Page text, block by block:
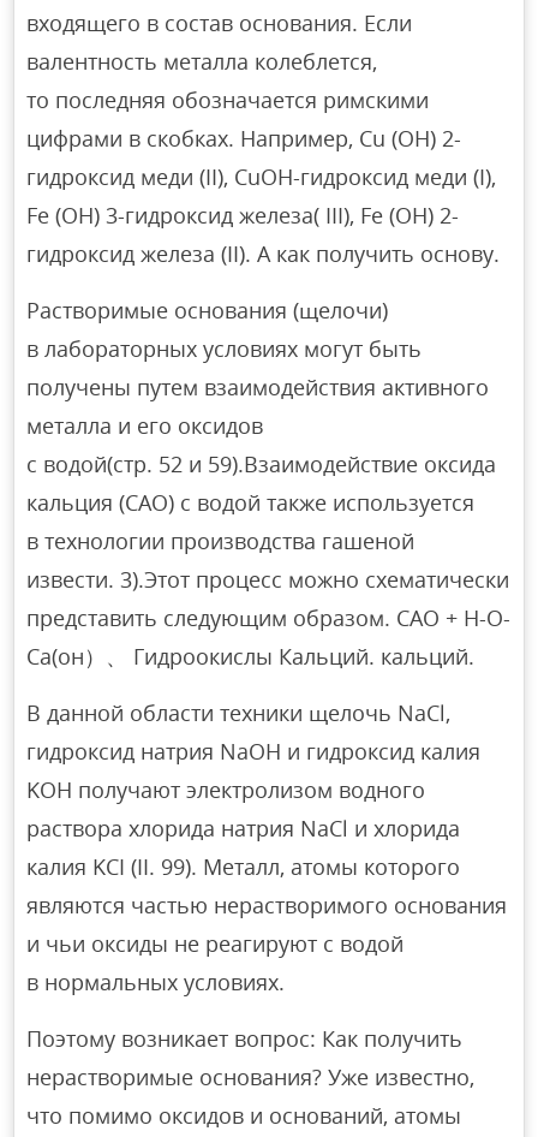
входящего в состав основания. Если
валентность металла колеблется,
то последняя обозначается римскими
цифрами в скобках. Например, Cu (OH) 2-
гидроксид меди (II), CuOH-гидроксид меди (I),
Fe (OH) 3-гидроксид железа( III), Fe (OH) 2-
гидроксид железа (II). А как получить основу.
Растворимые основания (щелочи)
в лабораторных условиях могут быть
получены путем взаимодействия активного
металла и его оксидов
с водой(стр. 52 и 59).Взаимодействие оксида
кальция (САО) с водой также используется
в технологии производства гашеной
извести. 3).Этот процесс можно схематически
представить следующим образом. САО + Н-О-
Са(он）、 Гидроокислы Кальций. кальций.
В данной области техники щелочь NaCl,
гидроксид натрия NaOH и гидроксид калия
KOH получают электролизом водного
раствора хлорида натрия NaCl и хлорида
калия KCI (II. 99). Металл, атомы которого
являются частью нерастворимого основания
и чьи оксиды не реагируют с водой
в нормальных условиях.
Поэтому возникает вопрос: Как получить
нерастворимые основания? Уже известно,
что помимо оксидов и оснований, атомы